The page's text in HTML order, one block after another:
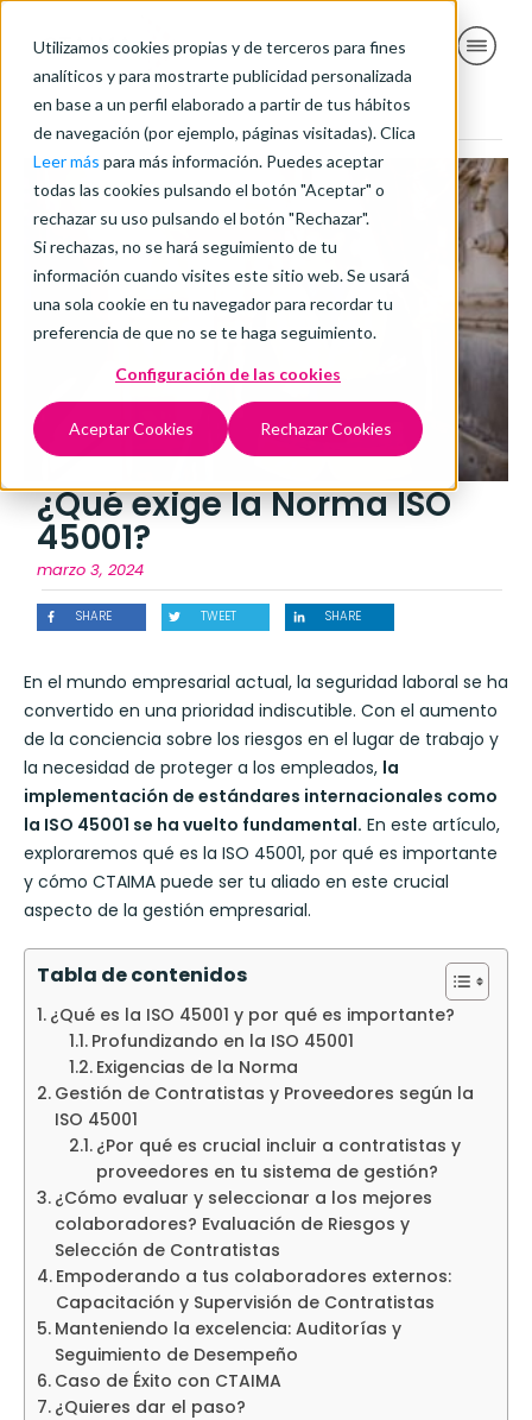
Utilizamos cookies propias y de terceros para fines
analíticos y para mostrarte publicidad personalizada
en base a un perfil elaborado a partir de tus hábitos
de navegación (por ejemplo, páginas visitadas). Clica
Leer más para más información. Puedes aceptar
todas las cookies pulsando el botón "Aceptar" o
rechazar su uso pulsando el botón "Rechazar".
Si rechazas, no se hará seguimiento de tu
información cuando visites este sitio web. Se usará
una sola cookie en tu navegador para recordar tu
preferencia de que no se te haga seguimiento.
Configuración de las cookies
Aceptar Cookies Rechazar Cookies
¿Qué exige la Norma ISO
45001?
marzo 3, 2024
SHARE TWEET SHARE
En el mundo empresarial actual, la seguridad laboral se ha
convertido en una prioridad indiscutible. Con el aumento
de la conciencia sobre los riesgos en el lugar de trabajo y
la necesidad de proteger a los empleados, la
implementación de estándares internacionales como
la ISO 45001 se ha vuelto fundamental. En este artículo,
exploraremos qué es la ISO 45001, por qué es importante
y cómo CTAIMA puede ser tu aliado en este crucial
aspecto de la gestión empresarial.
Tabla de contenidos
¿Qué es la ISO 45001 y por qué es importante?
Profundizando en la ISO 45001
Exigencias de la Norma
Gestión de Contratistas y Proveedores según la
ISO 45001
¿Por qué es crucial incluir a contratistas y
proveedores en tu sistema de gestión?
¿Cómo evaluar y seleccionar a los mejores
colaboradores? Evaluación de Riesgos y
Selección de Contratistas
Empoderando a tus colaboradores externos:
Capacitación y Supervisión de Contratistas
Manteniendo la excelencia: Auditorías y
Seguimiento de Desempeño
Caso de Éxito con CTAIMA
¿Quieres dar el paso?